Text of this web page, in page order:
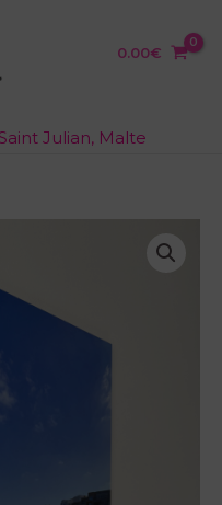
0.00€
Julian, Malte